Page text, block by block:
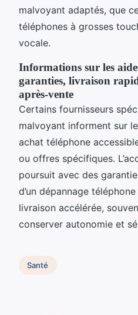
malvoyant adaptés, que
téléphones à grosses
vocale.
Informations sur les
garanties, livraison
après-vente
Certains fournisseurs
malvoyant informent sur
achat téléphone
ou offres spécifiques.
poursuit avec des
d’un dépannage
livraison accélérée,
conserver autonomie et
Santé